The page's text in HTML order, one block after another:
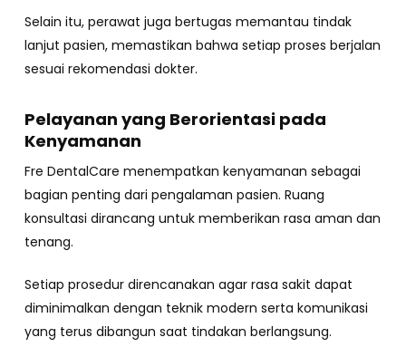
Selain itu, perawat juga bertugas memantau tindak
lanjut pasien, memastikan bahwa setiap proses berjalan
sesuai rekomendasi dokter.
Pelayanan yang Berorientasi pada
Kenyamanan
Fre DentalCare menempatkan kenyamanan sebagai
bagian penting dari pengalaman pasien. Ruang
konsultasi dirancang untuk memberikan rasa aman dan
tenang.
Setiap prosedur direncanakan agar rasa sakit dapat
diminimalkan dengan teknik modern serta komunikasi
yang terus dibangun saat tindakan berlangsung.